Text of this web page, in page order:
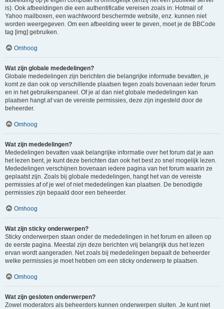
is). Ook afbeeldingen die een authentificatie vereisen zoals in: Hotmail of
Yahoo mailboxen, een wachtwoord beschermde website, enz. kunnen niet
worden weergegeven. Om een afbeelding weer te geven, moet je de BBCode
tag [img] gebruiken.
Omhoog
Wat zijn globale mededelingen?
Globale mededelingen zijn berichten die belangrijke informatie bevatten, je
komt ze dan ook op verschillende plaatsen tegen zoals bovenaan ieder forum
en in het gebruikerspaneel. Of je al dan niet globale mededelingen kan
plaatsen hangt af van de vereiste permissies, deze zijn ingesteld door de
beheerder.
Omhoog
Wat zijn mededelingen?
Mededelingen bevatten vaak belangrijke informatie over het forum dat je aan
het lezen bent, je kunt deze berichten dan ook het best zo snel mogelijk lezen.
Mededelingen verschijnen bovenaan iedere pagina van het forum waarin ze
geplaatst zijn. Zoals bij globale mededelingen, hangt het van de vereiste
permissies af of je wel of niet mededelingen kan plaatsen. De benodigde
permissies zijn bepaald door een beheerder.
Omhoog
Wat zijn sticky onderwerpen?
Sticky onderwerpen staan onder de mededelingen in het forum en alleen op
de eerste pagina. Meestal zijn deze berichten vrij belangrijk dus het lezen
ervan wordt aangeraden. Net zoals bij mededelingen bepaalt de beheerder
welke permissies je moet hebben om een sticky onderwerp te plaatsen.
Omhoog
Wat zijn gesloten onderwerpen?
Zowel moderators als beheerders kunnen onderwerpen sluiten. Je kunt niet